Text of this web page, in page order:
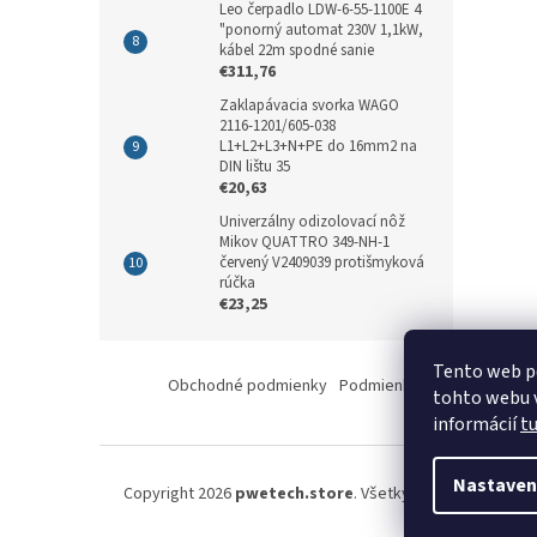
Tento web
tohto webu
informáciítu
Leo čerpadlo LDW-6-55-1100E 4
"ponorný automat 230V 1,1kW,
kábel 22m spodné sanie
€311,76
Zaklapávacia svorka WAGO
2116-1201/605-038
L1+L2+L3+N+PE do 16mm2 na
DIN lištu 35
€20,63
Univerzálny odizolovací nôž
Mikov QUATTRO 349-NH-1
červený V2409039 protišmyková
rúčka
€23,25
Obchodné podmienky Podmienky ochrany
Copyright 2026 pwetech.store. Všetky práva